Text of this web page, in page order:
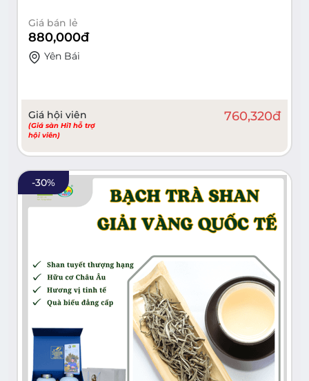
Giá bán lẻ
880,000đ
Yên Bái
Giá hội viên
(Giá sàn Hi1 hỗ trợ
hội viên)
760,320đ
-30%